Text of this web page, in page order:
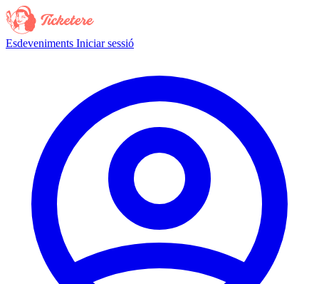
Esdeveniments Iniciar sessió